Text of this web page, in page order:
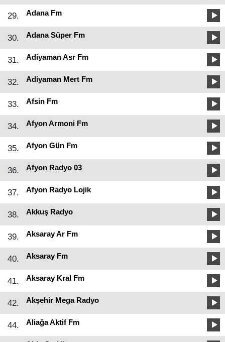
29. Adana Fm
30. Adana Süper Fm
31. Adiyaman Asr Fm
32. Adiyaman Mert Fm
33. Afsin Fm
34. Afyon Armoni Fm
35. Afyon Gün Fm
36. Afyon Radyo 03
37. Afyon Radyo Lojik
38. Akkuş Radyo
39. Aksaray Ar Fm
40. Aksaray Fm
41. Aksaray Kral Fm
42. Akşehir Mega Radyo
44. Aliağa Aktif Fm